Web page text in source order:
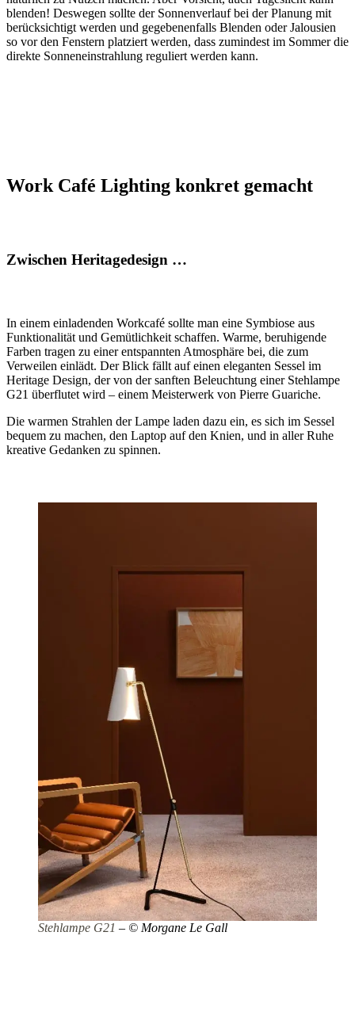
blenden! Deswegen sollte der Sonnenverlauf bei der Planung mit
berücksichtigt werden und gegebenenfalls Blenden oder Jalousien
so vor den Fenstern platziert werden, dass zumindest im Sommer die
direkte Sonneneinstrahlung reguliert werden kann.
Work Café Lighting konkret gemacht
Zwischen Heritagedesign …
In einem einladenden Workcafé sollte man eine Symbiose aus
Funktionalität und Gemütlichkeit schaffen. Warme, beruhigende
Farben tragen zu einer entspannten Atmosphäre bei, die zum
Verweilen einlädt. Der Blick fällt auf einen eleganten Sessel im
Heritage Design, der von der sanften Beleuchtung einer Stehlampe
G21 überflutet wird – einem Meisterwerk von Pierre Guariche.
Die warmen Strahlen der Lampe laden dazu ein, es sich im Sessel
bequem zu machen, den Laptop auf den Knien, und in aller Ruhe
kreative Gedanken zu spinnen.
Stehlampe G21 – © Morgane Le Gall